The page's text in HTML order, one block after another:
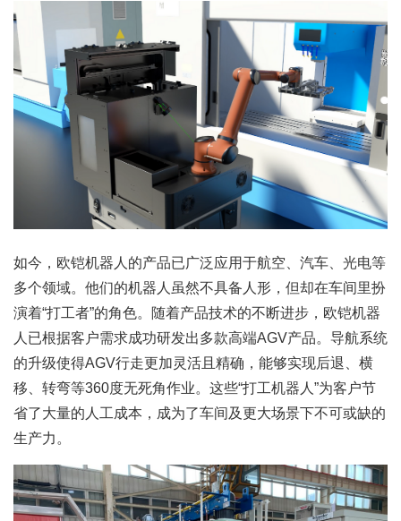
如今，欧铠机器人的产品已广泛应用于航空、汽车、光电等
多个领域。他们的机器人虽然不具备人形，但却在车间里扮
演着“打工者”的角色。随着产品技术的不断进步，欧铠机器
人已根据客户需求成功研发出多款高端AGV产品。导航系统
的升级使得AGV行走更加灵活且精确，能够实现后退、横
移、转弯等360度无死角作业。这些“打工机器人”为客户节
省了大量的人工成本，成为了车间及更大场景下不可或缺的
生产力。